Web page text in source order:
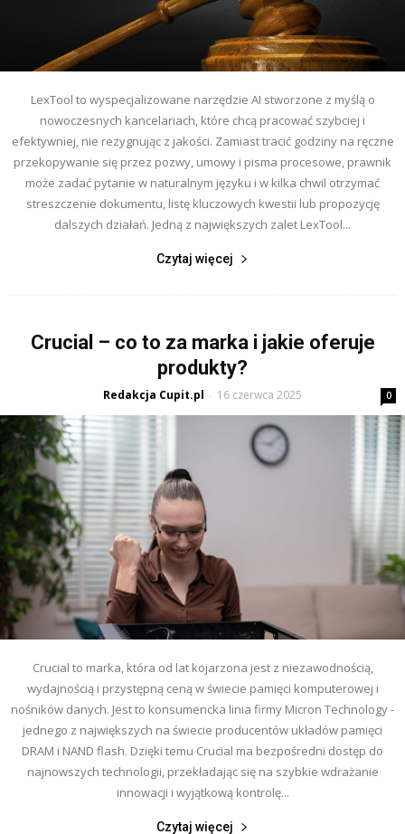
LexTool to wyspecjalizowane narzędzie AI stworzone z myślą o
nowoczesnych kancelariach, które chcą pracować szybciej i
efektywniej, nie rezygnując z jakości. Zamiast tracić godziny na ręczne
przekopywanie się przez pozwy, umowy i pisma procesowe, prawnik
może zadać pytanie w naturalnym języku i w kilka chwil otrzymać
streszczenie dokumentu, listę kluczowych kwestii lub propozycję
dalszych działań. Jedną z największych zalet LexTool...
Czytaj więcej
Crucial – co to za marka i jakie oferuje
produkty?
Redakcja Cupit.pl - 16 czerwca 2025 0
Crucial to marka, która od lat kojarzona jest z niezawodnością,
wydajnością i przystępną ceną w świecie pamięci komputerowej i
nośników danych. Jest to konsumencka linia firmy Micron Technology -
jednego z największych na świecie producentów układów pamięci
DRAM i NAND flash. Dzięki temu Crucial ma bezpośredni dostęp do
najnowszych technologii, przekładając się na szybkie wdrażanie
innowacji i wyjątkową kontrolę...
Czytaj więcej